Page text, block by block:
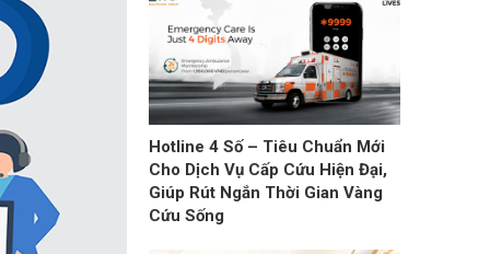
Hotline 4 Số – Tiêu Chuẩn Mới
Cho Dịch Vụ Cấp Cứu Hiện Đại,
Giúp Rút Ngắn Thời Gian Vàng
Cứu Sống